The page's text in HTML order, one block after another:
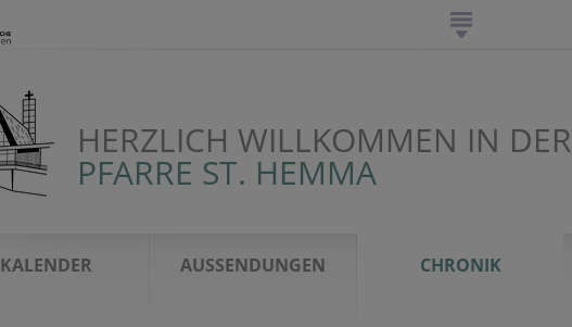
HERZLICH WILLKOMMEN IN DER
PFARRE ST. HEMMA
KALENDER AUSSENDUNGEN CHRONIK